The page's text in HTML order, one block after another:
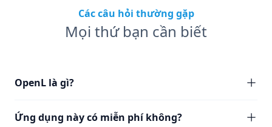
Các câu hỏi thường gặp
Mọi thứ bạn cần biết
OpenL là gì?
Ứng dụng này có miễn phí không?